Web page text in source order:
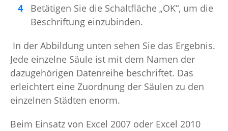
Betätigen Sie die Schaltfläche „OK“, um die
Beschriftung einzubinden.
In der Abbildung unten sehen Sie das Ergebnis.
Jede einzelne Säule ist mit dem Namen der
dazugehörigen Datenreihe beschriftet. Das
erleichtert eine Zuordnung der Säulen zu den
einzelnen Städten enorm.
Beim Einsatz von Excel 2007 oder Excel 2010